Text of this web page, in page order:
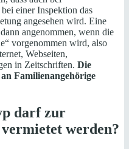
einer Inspektion das
angesehen wird. Eine
angenommen, wenn die
vorgenommen wird, also
Webseiten,
in Zeitschriften. Die
Familienangehörige
darf zur
werden?